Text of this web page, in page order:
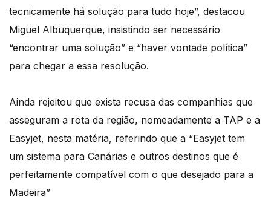
tecnicamente há solução para tudo hoje”, destacou
Miguel Albuquerque, insistindo ser necessário
“encontrar uma solução” e “haver vontade política”
para chegar a essa resolução.
Ainda rejeitou que exista recusa das companhias que
asseguram a rota da região, nomeadamente a TAP e a
Easyjet, nesta matéria, referindo que a “Easyjet tem
um sistema para Canárias e outros destinos que é
perfeitamente compatível com o que desejado para a
Madeira”